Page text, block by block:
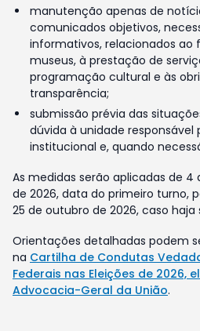
manutenção apenas de
comunicados objetivos,
informativos, relacionados ao
museus, à prestação de
programação cultural e às
transparência;
submissão prévia das
dúvida à unidade
institucional e, quando
As medidas serão aplicadas de
de 2026, data do primeiro turno,
25 de outubro de 2026, caso haja
Orientações detalhadas podem
na Cartilha de Condutas
Federais nas Eleições de 2026,
Advocacia-Geral da União.